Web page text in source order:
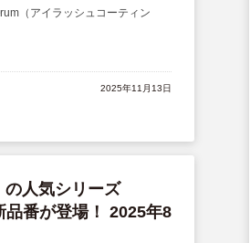
（アイラッシュコーティン
2025年11月13日
人気シリーズ
番が登場！ 2025年8